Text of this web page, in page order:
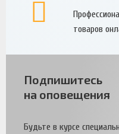
товаров
Подпишитесь
на оповещения
Будьте в курсе